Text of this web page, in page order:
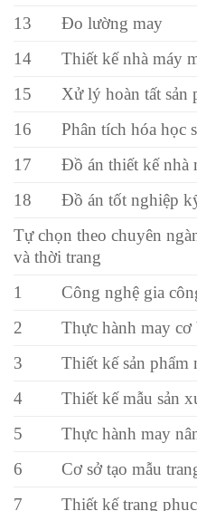
13
Đo lường may
14
Thiết kế nhà máy
15
Xử lý hoàn tất sản
16
Phân tích hóa học
17
Đồ án thiết kế nhà
18
Đồ án tốt nghiệp
Tự chọn theo chuyên
và thời trang
1
Công nghệ gia
2
Thực hành may cơ
3
Thiết kế sản phẩm
4
Thiết kế mẫu sản
5
Thực hành may
6
Cơ sở tạo mẫu
7
Thiết kế trang phục